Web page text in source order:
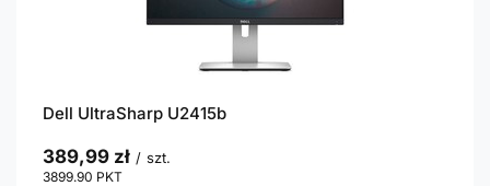
Dell UltraSharp U2415b
389,99 zł / szt.
3899.90 PKT